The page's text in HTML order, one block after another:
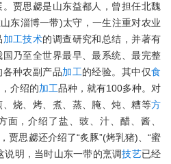
。贾思勰是山东益都人，曾担任北魏
东淄博一带)太守，一生注重对农业
加工技术的调查研究和总结，并著有
国乃至全世界最早、最系统、最完整
种农副产品加工的经验。其中仅食
介绍的加工品种，就有100多种。对
、烧、烤、煮、蒸、腌、炖、糟等方
面，介绍了盐、豉、汁、醋、酱、
贾思勰还介绍了“炙豚”(烤乳猪)、“蜜
说明，当时山东一带的烹调技艺已经